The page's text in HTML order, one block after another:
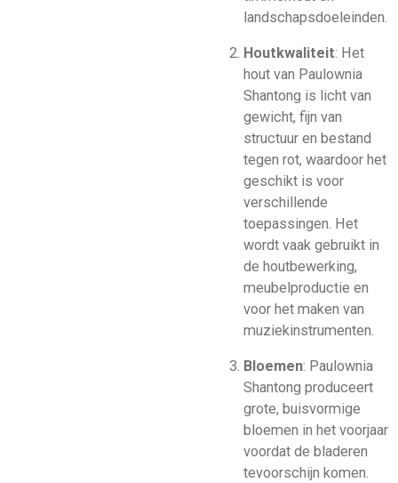
landschapsdoeleinden.
Houtkwaliteit: Het
hout van Paulownia
Shantong is licht van
gewicht, fijn van
structuur en bestand
tegen rot, waardoor het
geschikt is voor
verschillende
toepassingen. Het
wordt vaak gebruikt in
de houtbewerking,
meubelproductie en
voor het maken van
muziekinstrumenten.
Bloemen: Paulownia
Shantong produceert
grote, buisvormige
bloemen in het voorjaar
voordat de bladeren
tevoorschijn komen.